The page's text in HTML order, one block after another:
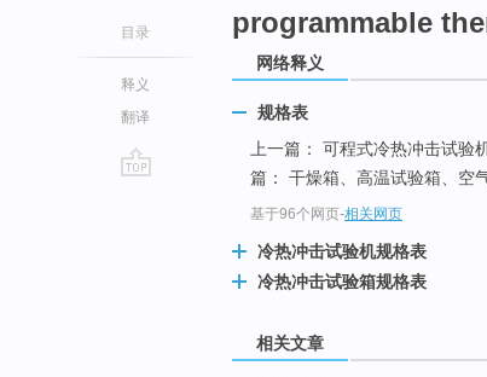
目录
释义
翻译
programmable
网络释义
规格表
上一篇： 可程式冷热冲击试验
篇： 干燥箱、高温试验箱、空
基于96个网页-相关网页
冷热冲击试验机规格表
冷热冲击试验箱规格表
相关文章